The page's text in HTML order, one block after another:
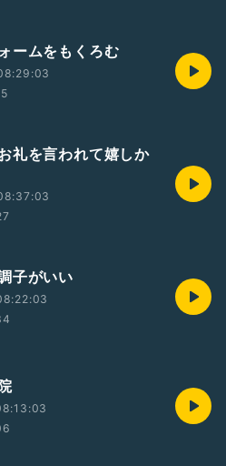
ームをもくろむ
礼を言われて嬉しか
子がいい